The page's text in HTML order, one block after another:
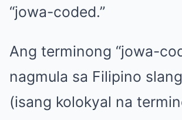
“jowa-coded.”
Ang terminong “jowa-
nagmula sa Filipino
(isang kolokyal na